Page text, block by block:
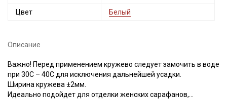
Цвет Белый
Описание
Важно! Перед применением кружево следует замочить в воде
при 30С – 40С для исключения дальнейшей усадки.
Ширина кружева ±2мм.
Идеально подойдет для отделки женских сарафанов,